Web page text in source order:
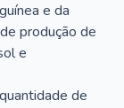
e da
produção de
e
de